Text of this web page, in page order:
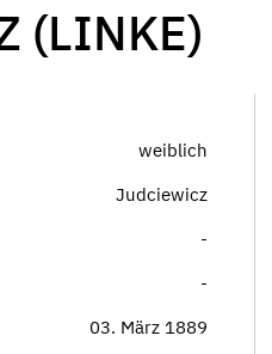
(LINKE)
weiblich
Judciewicz
-
-
03. März 1889